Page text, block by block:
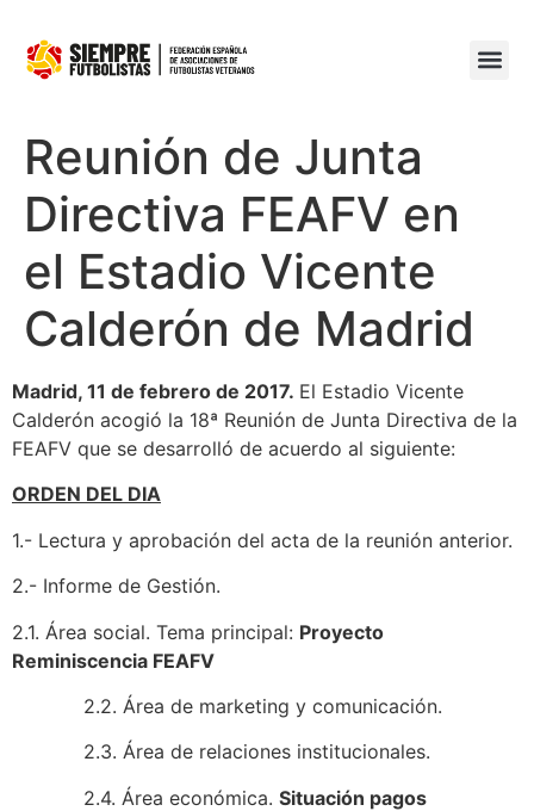
Reunión de Junta
Directiva FEAFV en
el Estadio Vicente
Calderón de Madrid
Madrid, 11 de febrero de 2017. El Estadio Vicente
Calderón acogió la 18ª Reunión de Junta Directiva de la
FEAFV que se desarrolló de acuerdo al siguiente:
ORDEN DEL DIA
1.- Lectura y aprobación del acta de la reunión anterior.
2.- Informe de Gestión.
2.1. Área social. Tema principal: Proyecto
Reminiscencia FEAFV
2.2. Área de marketing y comunicación.
2.3. Área de relaciones institucionales.
2.4. Área económica. Situación pagos